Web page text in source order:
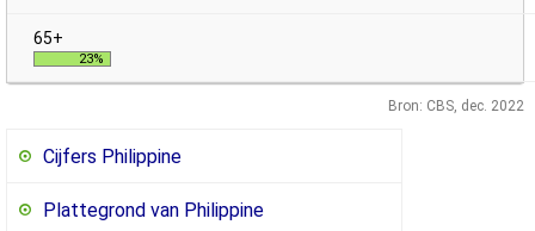
23%
Bron: CBS, dec. 2022
Cijfers Philippine
Plattegrond van Philippine